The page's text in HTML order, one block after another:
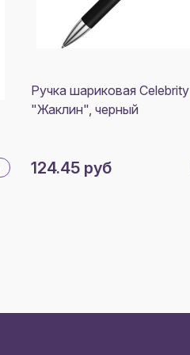
Ручка шариковая Celebrity
"Жаклин", черный
124.45 руб